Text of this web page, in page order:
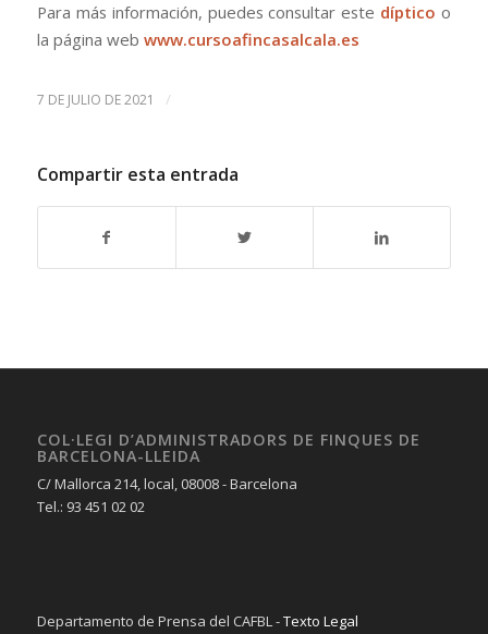
Para más información, puedes consultar este díptico o
la página web www.cursoafincasalcala.es
7 DE JULIO DE 2021 /
Compartir esta entrada
COL·LEGI D’ADMINISTRADORS DE FINQUES DE
BARCELONA-LLEIDA
C/ Mallorca 214, local, 08008 - Barcelona
Tel.: 93 451 02 02
Departamento de Prensa del CAFBL -Texto Legal